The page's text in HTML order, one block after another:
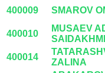
400009 SMAROV
400010
MUSAEV
400014
ZALINA